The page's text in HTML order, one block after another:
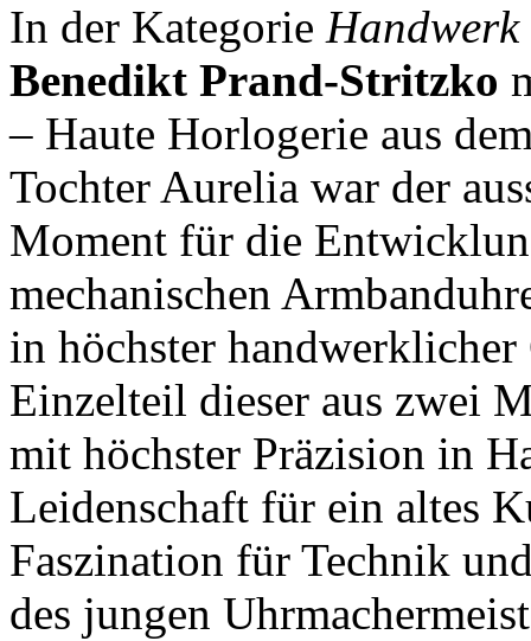
In der Kategorie
Benedikt Prand-Stritzko
– Haute Horlogerie aus
Tochter Aurelia war der
Moment für die
mechanischen
in höchster
Einzelteil dieser aus zwei
mit höchster Präzision in
Leidenschaft für ein altes
Faszination für Technik
des jungen